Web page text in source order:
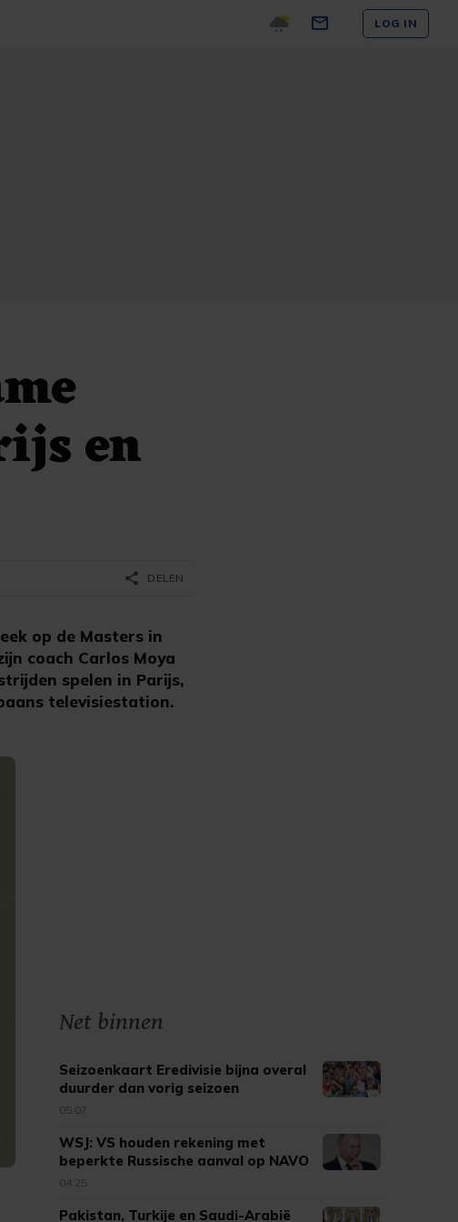
LOG IN
en
op de Masters in
coach Carlos Moya
spelen in Parijs,
televisiestation.
share DELEN
Net binnen
Seizoenkaart Eredivisie bijna overal
duurder dan vorig seizoen
05:07
WSJ: VS houden rekening met
beperkte Russische aanval op NAVO
04:25
Pakistan, Turkije en Saudi-Arabië